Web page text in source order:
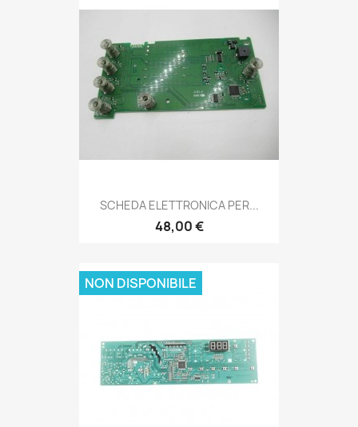
SCHEDA ELETTRONICA PER...
48,00 €
NON DISPONIBILE